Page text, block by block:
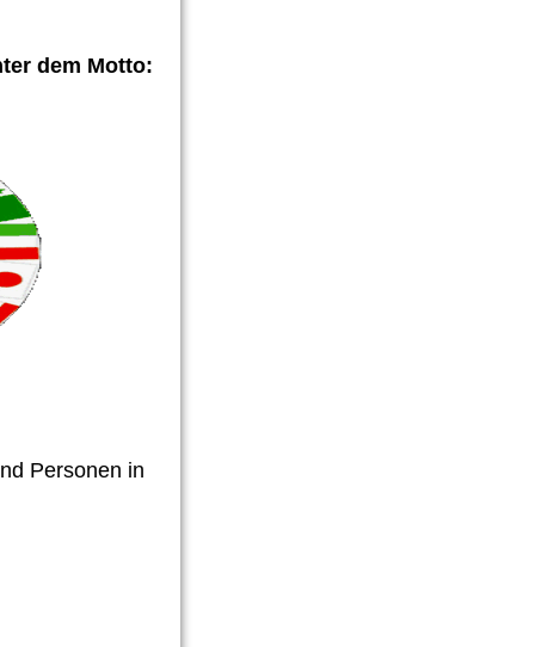
dem Motto:
Personen in